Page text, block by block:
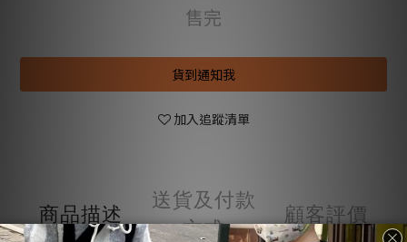
售完
貨到通知我
加入追蹤清單
商品描述
送貨及付款
方式
顧客評價